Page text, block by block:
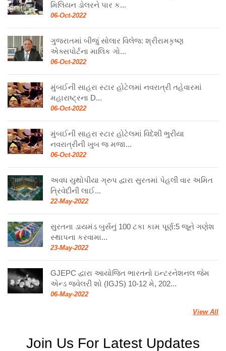
મિલિયન ડોલરને પાર ક...
06-Oct-2022
ગુજરાતમાં બીજું સોલાર વિલેજ: શ્રીરામકૃષ્ણ
એક્સપોર્ટના માલિક ગો...
06-Oct-2022
મુંબઈની સાહરા સ્ટાર હોટેલમાં નવરાત્રી તહેવારમાં
મહારાષ્ટ્રના D...
06-Oct-2022
મુંબઈની સાહરા સ્ટાર હોટેલમાં વિદેશી ભુરીયા
નવરાત્રીની ખુબ જ મજા...
06-Oct-2022
અવધ યુથોપીયા ગ્રુપ દ્વારા સુરતમાં પેહલી વાર અમિત
ત્રિવેદીની લાઈ...
22-May-2022
સુરતના ડાયમંડ બુર્સનું 100 ટકા કામ પૂર્ણ:5 જૂને ગણેશ
સ્થાપના કરવામા...
23-May-2022
GJEPC દ્વારા આયોજિત ભારતનો ઇન્ટરનેશનલ જેમ
એન્ડ જ્વેલરી શો (IGJS) 10-12 મે, 202...
06-May-2022
View All
Join Us For Latest Updates